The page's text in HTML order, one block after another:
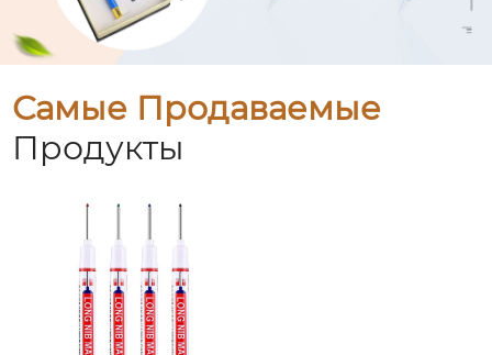
Самые Продаваемые
Продукты